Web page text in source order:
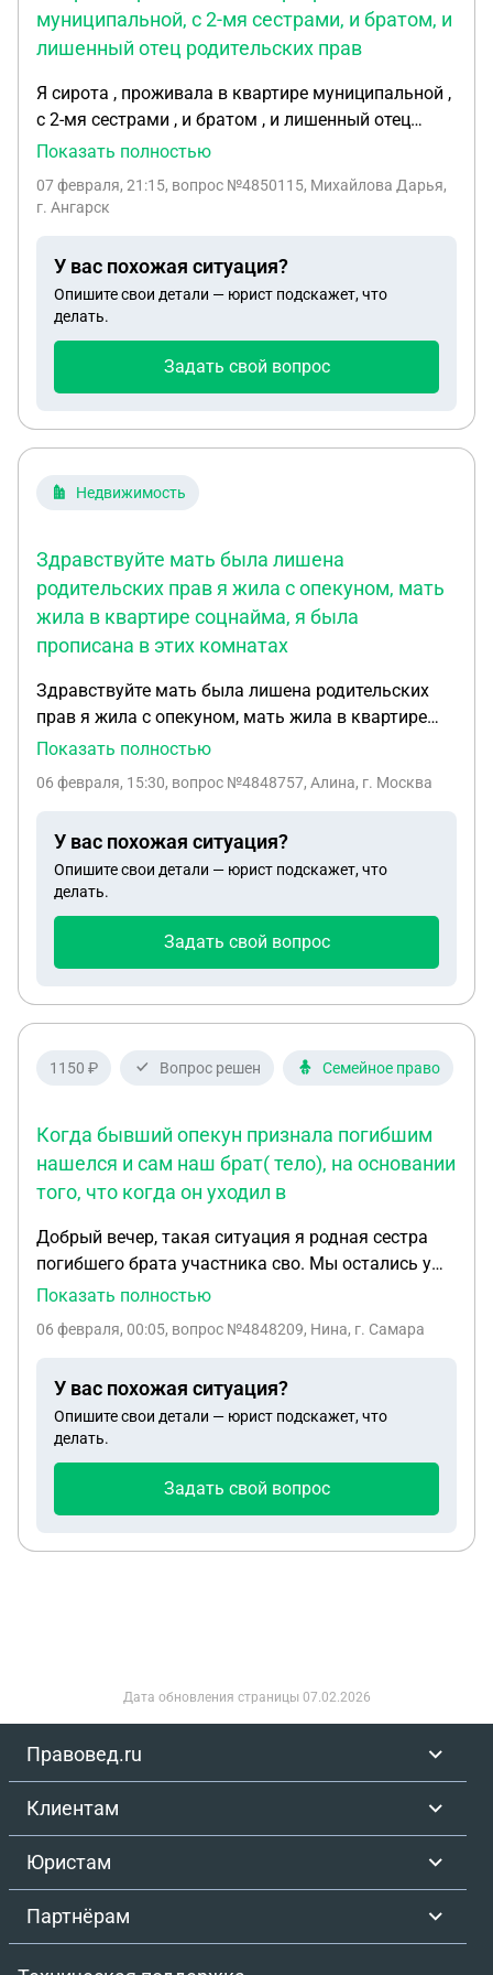
муниципальной, с 2-мя сестрами, и братом, и
лишенный отец родительских прав
Я сирота , проживала в квартире муниципальной ,
с 2-мя сестрами , и братом , и лишенный отец
родительских прав , брат давно выписался , я и
дали квартиру , мне должны были дать , но так
имею прав на получение жилья или сертификата ,
так как жилплощадь теперь позволяет ?
Обманывают?
Показать полностью
07 февраля, 21:15, вопрос №4850115, Михайлова Дарья,
г. Ангарск
У вас похожая ситуация?
Опишите свои детали — юрист подскажет, что
делать.
Задать свой вопрос
Недвижимость
Здравствуйте мать была лишена
родительских прав я жила с опекуном, мать
жила в квартире соцнайма, я была
прописана в этих комнатах
Здравствуйте мать была лишена родительских
прав я жила с опекуном, мать жила в квартире
соцнайма, я была прописана в этих комнатах.
по ЖКХ, можно ли как-то списать эти долги.
Показать полностью
06 февраля, 15:30, вопрос №4848757, Алина, г. Москва
У вас похожая ситуация?
Опишите свои детали — юрист подскажет, что
делать.
Задать свой вопрос
1150 ₽ Вопрос решен Семейное право
Когда бывший опекун признала погибшим
нашелся и сам наш брат( тело), на основании
того, что когда он уходил в
Добрый вечер, такая ситуация я родная сестра
погибшего брата участника сво. Мы остались у
него единственные родственники братья и
лишены родительских прав еще с детства. Но у
пособия на нас и зарплату от государства. Наша
опекун отказалась от брата в 12 лет и поместила
его в срц и расторгла договор об опекунстве.
и опека была на нем такая же государственная
закону никаких прав уже не имеет. Проживал он
опекуна, туда его направил суд. Брат без вести
моя сестра сдавала тест ДНК и составляла
месту ее жительства и оставляла свои контакты
опекун признала погибшим нашелся и сам наш
уходил в анкете указал ее номер телефона, часть
сообщила ей и прислала извещение о гибели, а не
Показать полностью
06 февраля, 00:05, вопрос №4848209, Нина, г. Самара
У вас похожая ситуация?
Опишите свои детали — юрист подскажет, что
делать.
Задать свой вопрос
Дата обновления страницы 07.02.2026
Правовед.ru
Клиентам
Юристам
Партнёрам